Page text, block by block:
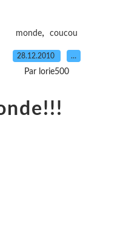
monde, coucou
28.12.2010 …
Par lorie500